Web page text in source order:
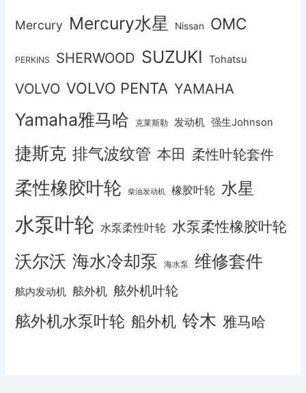
Mercury Mercury水星 Nissan OMC
PERKINS SHERWOOD SUZUKI Tohatsu
VOLVO VOLVO PENTA YAMAHA
Yamaha雅马哈 克莱斯勒 发动机 强生Johnson
捷斯克 排气波纹管 本田 柔性叶轮套件
柔性橡胶叶轮 柴油发动机 橡胶叶轮 水星
水泵叶轮 水泵柔性叶轮 水泵柔性橡胶叶轮
沃尔沃 海水冷却泵 海水泵 维修套件
舷内发动机 舷外机 舷外机叶轮
舷外机水泵叶轮 船外机 铃木 雅马哈